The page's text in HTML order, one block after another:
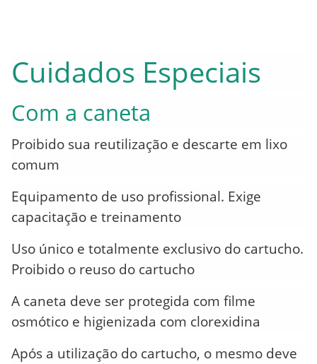
Cuidados Especiais
Com a caneta
Proibido sua reutilização e descarte em lixo
comum
Equipamento de uso profissional. Exige
capacitação e treinamento
Uso único e totalmente exclusivo do cartucho.
Proibido o reuso do cartucho
A caneta deve ser protegida com filme
osmótico e higienizada com clorexidina
Após a utilização do cartucho, o mesmo deve